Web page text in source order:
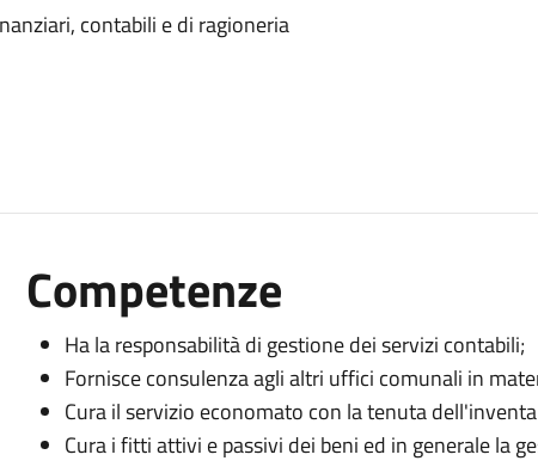
contabili e di ragioneria
Competenze
Ha la responsabilità di gestione dei servizi contabili;
Fornisce consulenza agli altri uffici comunali in
Cura il servizio economato con la tenuta
Cura i fitti attivi e passivi dei beni ed in generale la